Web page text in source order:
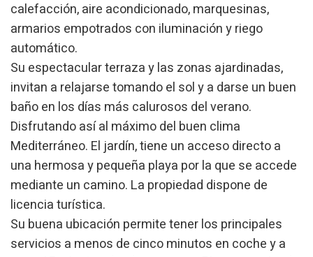
calefacción, aire acondicionado, marquesinas,
armarios empotrados con iluminación y riego
automático.
Su espectacular terraza y las zonas ajardinadas,
invitan a relajarse tomando el sol y a darse un buen
baño en los días más calurosos del verano.
Disfrutando así al máximo del buen clima
Mediterráneo. El jardín, tiene un acceso directo a
una hermosa y pequeña playa por la que se accede
mediante un camino. La propiedad dispone de
licencia turística.
Su buena ubicación permite tener los principales
servicios a menos de cinco minutos en coche y a
Permiten realizar el seguimiento y análisis del
comportamiento de los usuarios de este sitio web. La
información recogida mediante este tipo de cookies se
utiliza en la medición de la actividad de la web para la
elaboración de perfiles de navegación de los usuarios con
el fin de introducir mejoras en función del análisis de los
datos de uso que hacen los usuarios del servicio. Permiten
guardar la información de preferencia del usuario para
mejorar la calidad de nuestros servicios y para ofrecer una
Marketing y publicidad
Estas cookies son utilizadas para almacenar información
sobre las preferencias y elecciones personales del usuario
a través de la observación continuada de sus hábitos de
navegación. Gracias a ellas, podemos conocer los hábitos
de navegación en el sitio web y mostrar publicidad
relacionada con el perfil de navegación del usuario.